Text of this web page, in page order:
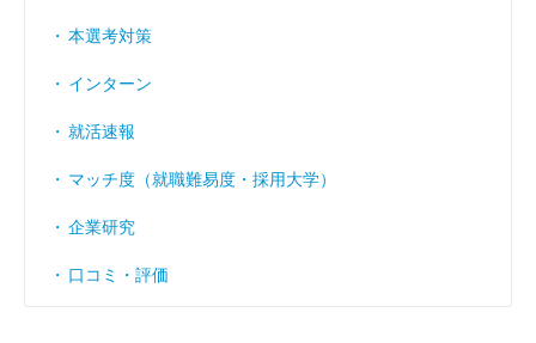
経常利益率 （％）
本選考対策
インターン
就活速報
マッチ度（就職難易度・採用大学）
企業研究
口コミ・評価